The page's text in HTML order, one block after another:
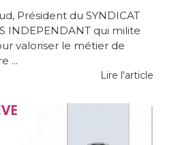
Président du SYNDICAT
INDEPENDANT qui milite
valoriser le métier de
...
Lire l'article